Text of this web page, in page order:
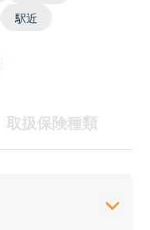
駅近
取扱保険種類